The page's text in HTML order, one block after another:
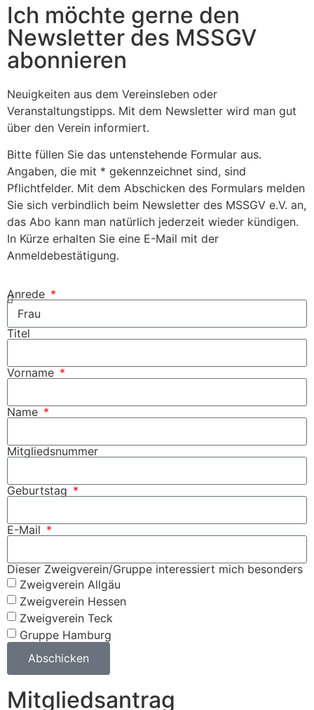
Ich möchte gerne den
Newsletter des MSSGV
abonnieren
Neuigkeiten aus dem Vereinsleben oder
Veranstaltungstipps. Mit dem Newsletter wird man gut
über den Verein informiert.
Bitte füllen Sie das untenstehende Formular aus.
Angaben, die mit * gekennzeichnet sind, sind
Pflichtfelder. Mit dem Abschicken des Formulars melden
Sie sich verbindlich beim Newsletter des MSSGV e.V. an,
das Abo kann man natürlich jederzeit wieder kündigen.
In Kürze erhalten Sie eine E-Mail mit der
Anmeldebestätigung.
Anrede
Titel
Vorname
Name
Mitgliedsnummer
Geburtstag
E-Mail
Dieser Zweigverein/Gruppe interessiert mich besonders
Zweigverein Allgäu
Zweigverein Hessen
Zweigverein Teck
Gruppe Hamburg
Abschicken
Mitgliedsantrag